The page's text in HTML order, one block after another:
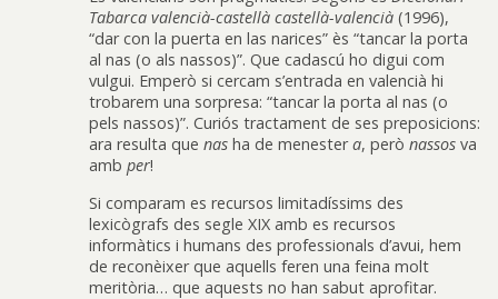
Tabarca valencià-castellà castellà-valencià (1996),
“dar con la puerta en las narices” ès “tancar la porta
al nas (o als nassos)”. Que cadascú ho digui com
vulgui. Emperò si cercam s’entrada en valencià hi
trobarem una sorpresa: “tancar la porta al nas (o
pels nassos)”. Curiós tractament de ses preposicions:
ara resulta que nas ha de menestera, però nassos va
amb per!
Si comparam es recursos limitadíssims des
lexicògrafs des segle XIX amb es recursos
informàtics i humans des professionals d’avui, hem
de reconèixer que aquells feren una feina molt
meritòria… que aquests no han sabut aprofitar.